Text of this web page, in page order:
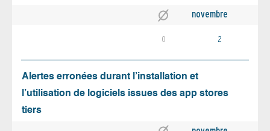
novembre
0 2
Alertes erronées durant l’installation et
l’utilisation de logiciels issues des app stores
tiers